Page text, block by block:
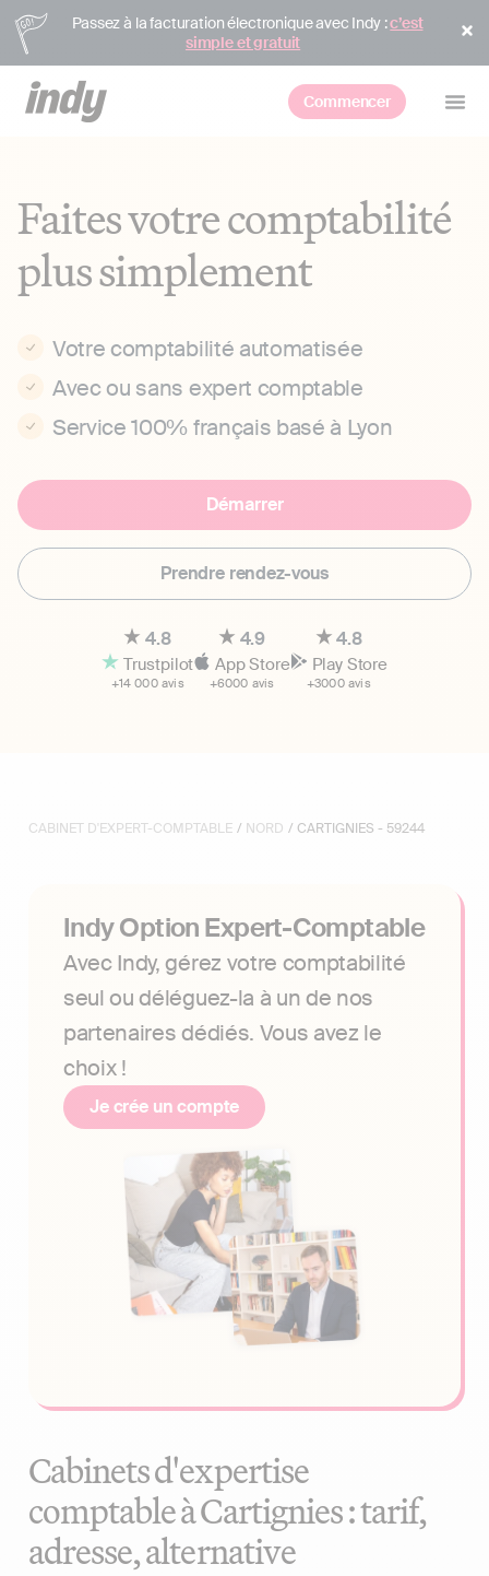
Passez à la facturation électronique avec Indy :c’est
simple et gratuit
Commencer
Faites votre comptabilité
plus simplement
Votre comptabilité automatisée
Avec ou sans expert comptable
Service 100% français basé à Lyon
Démarrer
Prendre rendez-vous
4.8
Trustpilot
+14 000 avis
4.9
App Store
+6000 avis
4.8
Play Store
+3000 avis
CABINET D'EXPERT-COMPTABLE / NORD / CARTIGNIES - 59244
Indy Option Expert-Comptable
Avec Indy, gérez votre comptabilité
seul ou déléguez-la à un de nos
partenaires dédiés. Vous avez le
choix !
Je crée un compte
Cabinets d'expertise
comptable à Cartignies : tarif,
adresse, alternative